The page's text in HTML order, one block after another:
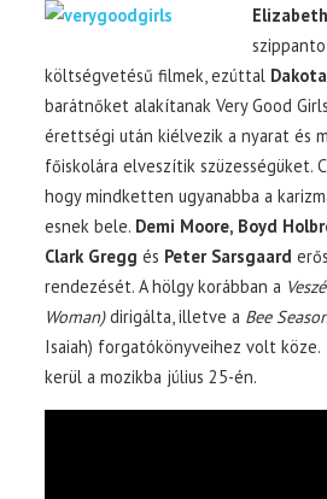
költségvetésű filmek, ezúttal
barátnőket alakítanak Very Good
érettségi után kiélvezik a nyarat és
főiskolára elveszítik szüzességüket.
hogy mindketten ugyanabba a
esnek bele. Demi Moore, Boyd
Clark Gregg és Peter Sarsgaard
rendezését. A hölgy korábban a
Woman)dirigálta, illetve a Bee
Isaiah) forgatókönyveihez volt
kerül a mozikba július 25-én.